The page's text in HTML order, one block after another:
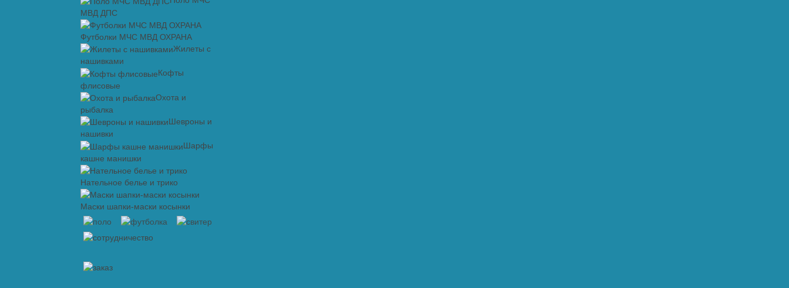
МВД ДПС
Футболки МЧС МВД ОХРАНА
Жилеты с
нашивками
Кофты
флисовые
Охота и
рыбалка
Шевроны и
нашивки
Шарфы
кашне манишки
Нательное белье и трико
Маски шапки-маски косынки